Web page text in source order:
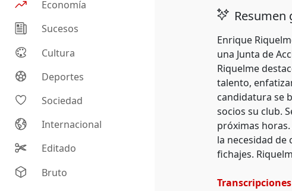
Economía
Sucesos
Cultura
Deportes
Sociedad
Internacional
Editado
Bruto
Resumen
Enrique
una Junta de
Riquelme
talento,
candidatura se
socios su club.
próximas
la necesidad
fichajes.
Transcripciones